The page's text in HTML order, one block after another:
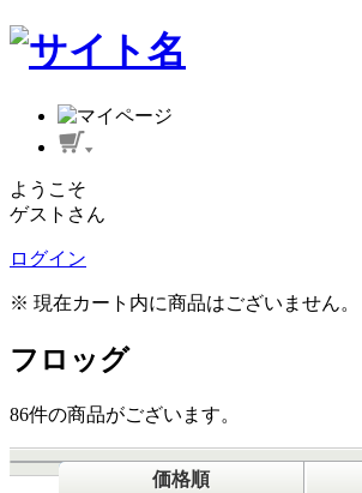
ようこそ
ゲストさん
ログイン
※ 現在カート内に商品はございません。
フロッグ
86件の商品がございます。
価格順